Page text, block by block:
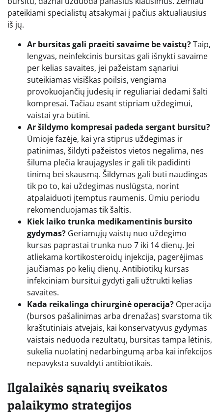
pateikiami specialistų atsakymai į pačius aktualiausius
iš jų.
Ar bursitas gali praeiti savaime be vaistų?Taip,
lengvas, neinfekcinis bursitas gali išnykti savaime
per kelias savaites, jei pažeistam sąnariui
suteikiamas visiškas poilsis, vengiama
provokuojančių judesių ir reguliariai dedami šalti
kompresai. Tačiau esant stipriam uždegimui,
vaistai yra būtini.
Ar šildymo kompresai padeda sergant bursitu?
Ūmioje fazėje, kai yra stiprus uždegimas ir
patinimas, šildyti pažeistos vietos negalima, nes
šiluma plečia kraujagysles ir gali tik padidinti
tinimą bei skausmą. Šildymas gali būti naudingas
tik po to, kai uždegimas nuslūgsta, norint
atpalaiduoti įtemptus raumenis. Ūmiu periodu
rekomenduojamas tik šaltis.
Kiek laiko trunka medikamentinis bursito
gydymas? Geriamųjų vaistų nuo uždegimo
kursas paprastai trunka nuo 7 iki 14 dienų. Jei
atliekama kortikosteroidų injekcija, pagerėjimas
jaučiamas po kelių dienų. Antibiotikų kursas
infekciniam bursitui gydyti gali užtrukti kelias
savaites.
Kada reikalinga chirurginė operacija? Operacija
(bursos pašalinimas arba drenažas) svarstoma tik
kraštutiniais atvejais, kai konservatyvus gydymas
vaistais neduoda rezultatų, bursitas tampa lėtinis,
sukelia nuolatinį nedarbingumą arba kai infekcijos
nepavyksta suvaldyti antibiotikais.
Ilgalaikės sąnarių sveikatos
palaikymo strategijos